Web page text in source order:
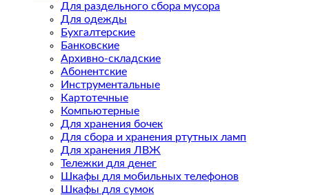
Для раздельного сбора мусора
Для одежды
Бухгалтерские
Банковские
Архивно-складские
Абонентские
Инструментальные
Картотечные
Компьютерные
Для хранения бочек
Для сбора и хранения ртутных ламп
Для хранения ЛВЖ
Тележки для денег
Шкафы для мобильных телефонов
Шкафы для сумок